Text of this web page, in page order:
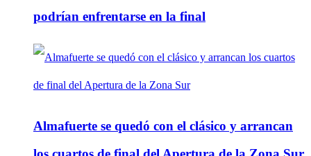
podrían enfrentarse en la final
Almafuerte se quedó con el clásico y arrancan